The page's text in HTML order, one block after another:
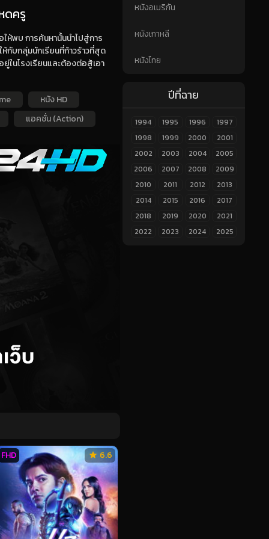
ดครู
ห้พบ การค้นหานั้นนำไปสู่การ
ห้กับกลุ่มนักเรียนที่ก้าวร้าวที่สุด
ในโรงเรียนและต้องต่อสู้เอา
หนัง HD
แอคชั่น (Action)
6.6
FHD
หนังอเมริกัน
หนังเกาหลี
หนังไทย
ปีที่ฉาย
1994 1995 1996
1997
1998
1999 2000
2001
2002
2003 2004
2005
2006
2007 2008
2009
2010
2011 2012
2013
2014
2015 2016
2017
2018
2019 2020
2021
2022
2023 2024 2025